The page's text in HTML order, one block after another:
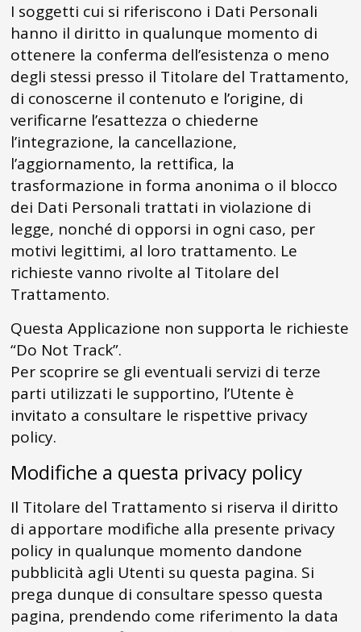
I soggetti cui si riferiscono i Dati Personali
hanno il diritto in qualunque momento di
ottenere la conferma dell’esistenza o meno
degli stessi presso il Titolare del Trattamento,
di conoscerne il contenuto e l’origine, di
verificarne l’esattezza o chiederne
l’integrazione, la cancellazione,
l’aggiornamento, la rettifica, la
trasformazione in forma anonima o il blocco
dei Dati Personali trattati in violazione di
legge, nonché di opporsi in ogni caso, per
motivi legittimi, al loro trattamento. Le
richieste vanno rivolte al Titolare del
Trattamento.
Questa Applicazione non supporta le richieste
“Do Not Track”.
Per scoprire se gli eventuali servizi di terze
parti utilizzati le supportino, l’Utente è
invitato a consultare le rispettive privacy
policy.
Modifiche a questa privacy policy
Il Titolare del Trattamento si riserva il diritto
di apportare modifiche alla presente privacy
policy in qualunque momento dandone
pubblicità agli Utenti su questa pagina. Si
prega dunque di consultare spesso questa
pagina, prendendo come riferimento la data